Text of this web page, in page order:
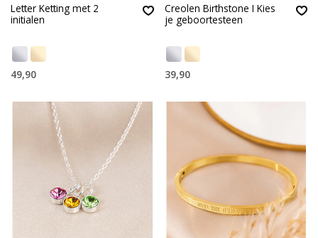
Letter Ketting met 2
initialen
49,90
Creolen Birthstone I Kies
je geboortesteen
39,90